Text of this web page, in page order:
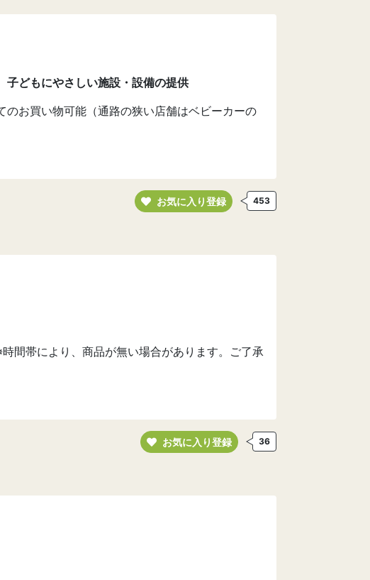
子どもにやさしい施設・設備の提供
のお買い物可能（通路の狭い店舗はベビーカーの
お気に入り登録 453
間帯により、商品が無い場合があります。ご了承
お気に入り登録 36